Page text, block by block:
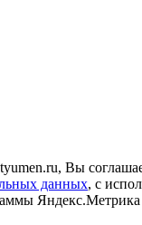
Вы
данных, с